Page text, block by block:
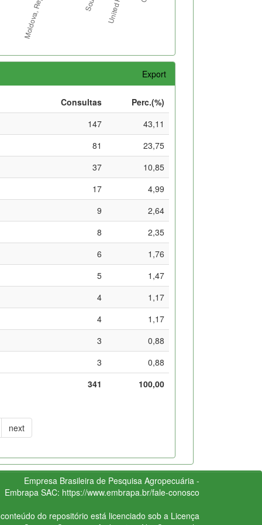
Export
Consultas
Perc.(%)
147
43,11
81
23,75
37
10,85
17
4,99
9
2,64
8
2,35
6
1,76
5
1,47
4
1,17
4
1,17
3
0,88
3
0,88
341
100,00
next
Empresa Brasileira de Pesquisa Agropecuária -
Embrapa SAC: https://www.embrapa.br/fale-conosco
do repositório está licenciado sob a Licença